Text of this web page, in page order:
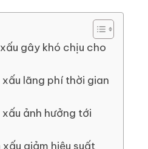
gây khó chịu cho
xấu lãng phí thời gian
ảnh hưởng tới
giảm hiệu suất